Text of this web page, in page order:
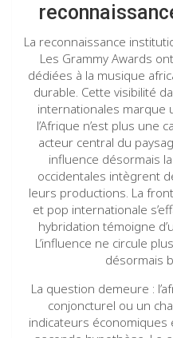
La reconnaissance
Les Grammy Awards
dédiées à la musique
durable. Cette visibilité
internationales marque
l’Afrique n’est plus une
acteur central du
influence désormais
occidentales intègrent
leurs productions. La
et pop internationale
hybridation témoigne
L’influence ne circule
désormais
La question demeure :
conjoncturel ou un
indicateurs